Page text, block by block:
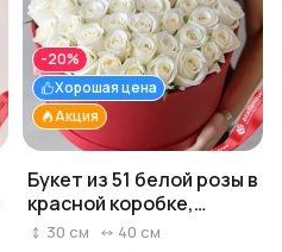
Акция
Хорошая цена
-20%
Букет из 51 белой розы в
красной коробке,
Россия, 40 см
30 см 40 см